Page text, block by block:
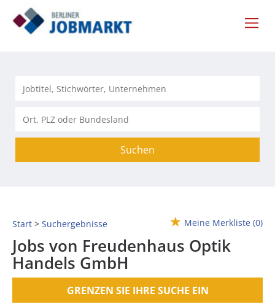
Suchen
Start Suchergebnisse Meine Merkliste (0)
Jobs von Freudenhaus Optik
Handels GmbH
GRENZEN SIE IHRE SUCHE EIN